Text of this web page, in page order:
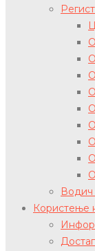
Водич
Користење